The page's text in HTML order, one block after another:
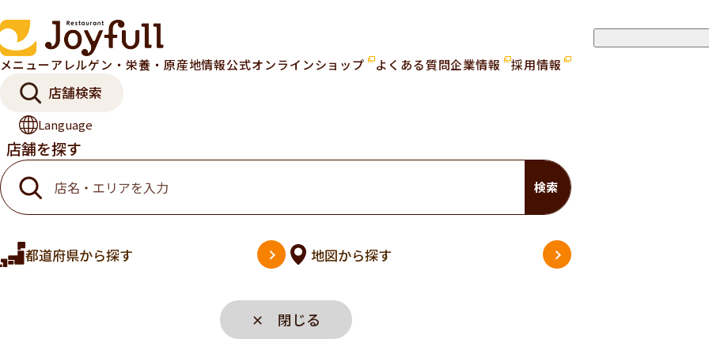
メニューアレルゲン・栄養・原産地情報公式オンラインショップ よくある質問企業情報 採用情報
店舗検索
Language
店舗を探す
検索
都道府県から探す 地図から探す
✕ 閉じる